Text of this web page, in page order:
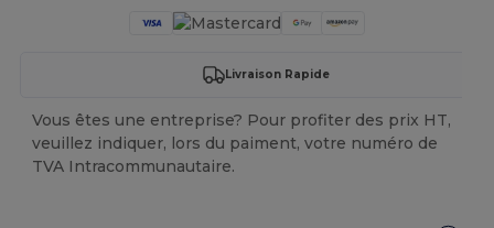
Livraison Rapide
Vous êtes une entreprise? Pour profiter des prix HT,
veuillez indiquer, lors du paiment, votre numéro de
TVA Intracommunautaire.